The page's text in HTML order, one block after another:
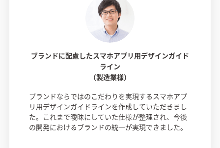
ブランドに配慮したスマホアプリ用デザインガイド
ライン
（製造業様）
ブランドならではのこだわりを実現するスマホアプ
リ用デザインガイドラインを作成していただきまし
た。これまで曖昧にしていた仕様が整理され、今後
の開発におけるブランドの統一が実現できました。